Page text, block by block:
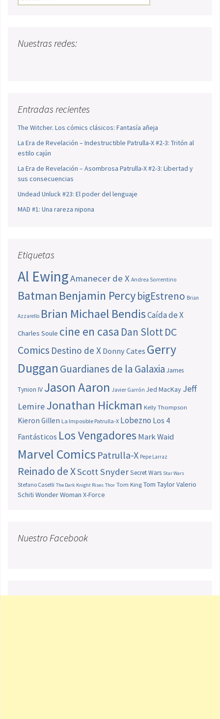
Nuestras redes:
Entradas recientes
The Witcher. Los cómics clásicos: Fantasía añeja
La Era de Revelación – Indestructible Patrulla-X #2-3: Tritón al
estilo cajún
La Era de Revelación – Asombrosa Patrulla-X #2-3: Libertad y
sus consecuencias
Undead Unluck #23: El poder del lenguaje
MAD #1: Una rareza nipona
Etiquetas
Al EwingAmanecer de X Andrea Sorrentino
Batman Benjamin PercybigEstreno Brian
Azzarello Brian Michael BendisCaída de X
Charles Soule cine en casa Dan SlottDC
Comics Destino de X Donny Cates Gerry
Duggan Guardianes de la Galaxia James
Tynion IV Jason Aaron Javier Garrón Jed MacKay Jeff
LemireJonathan Hickman Kelly Thompson
Kieron Gillen La Imposible Patrulla-X Lobezno Los 4
Fantásticos Los Vengadores Mark Waid
Marvel Comics Patrulla-X Pepe Larraz
Reinado de XScott SnyderSecret Wars Star Wars
Stefano Caselli The Dark Knight Rises Thor Tom King Tom TaylorValerio
Schiti Wonder Woman X-Force
Nuestro Facebook